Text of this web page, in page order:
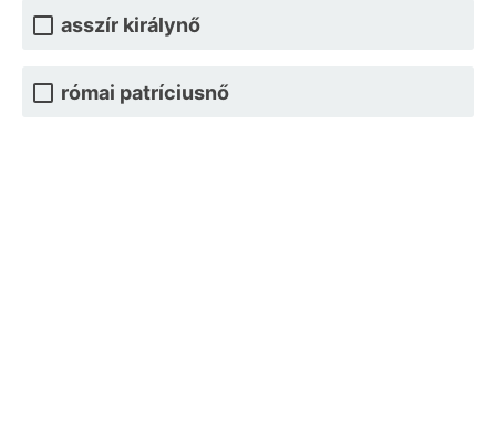
asszír királynő
római patríciusnő